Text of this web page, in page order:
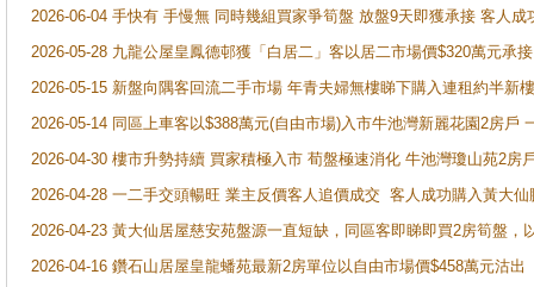
2026-06-04 手快有 手慢無 同時幾組買家爭筍盤 放盤9天即獲承接 客人
2026-05-28 九龍公屋皇鳳德邨獲「白居二」客以居二市場價$320萬元承接
2026-05-15 新盤向隅客回流二手市場 年青夫婦無樓睇下購入連租約半新
2026-05-14 同區上車客以$388萬元(自由市場)入市牛池灣新麗花園2房戶
2026-04-30 樓市升勢持續 買家積極入市 荀盤極速消化 牛池灣瓊山苑2房
2026-04-28 一二手交頭暢旺 業主反價客人追價成交 客人成功購入黃大
2026-04-23 黃大仙居屋慈安苑盤源一直短缺，同區客即睇即買2房筍盤，
2026-04-16 鑽石山居屋皇龍蟠苑最新2房單位以自由市場價$458萬元沽出